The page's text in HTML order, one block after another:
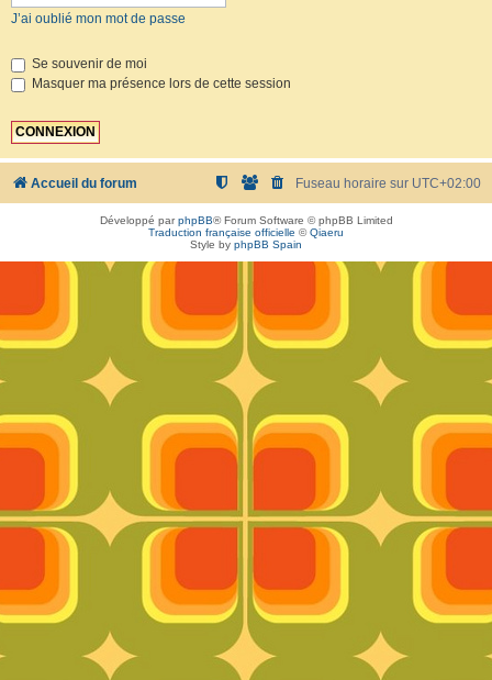
J’ai oublié mon mot de passe
Se souvenir de moi
Masquer ma présence lors de cette session
Accueil du forum Fuseau horaire sur UTC+02:00
Développé parphpBB® Forum Software © phpBB Limited
Traduction française officielle ©Qiaeru
Style by phpBB Spain